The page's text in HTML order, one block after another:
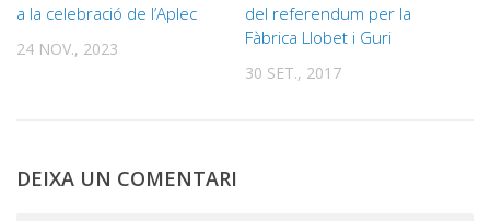
a la celebració de l’Aplec
24 NOV., 2023
del referendum per la
Fàbrica Llobet i Guri
30 SET., 2017
DEIXA UN COMENTARI